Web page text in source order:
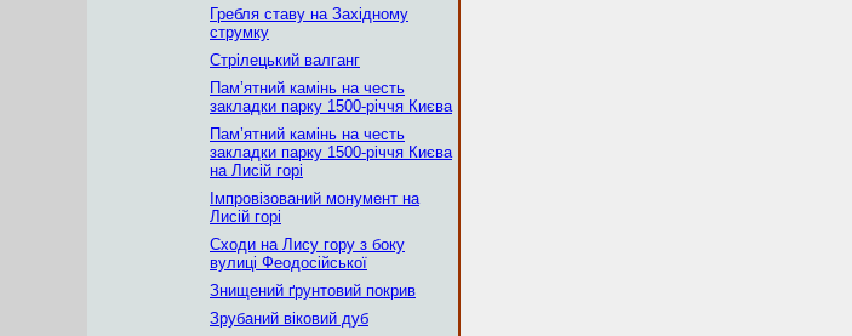
Гребля ставу на Західному
струмку
Стрілецький валганг
Пам’ятний камінь на честь
закладки парку 1500-річчя Києва
Пам’ятний камінь на честь
закладки парку 1500-річчя Києва
на Лисій горі
Імпровізований монумент на
Лисій горі
Сходи на Лису гору з боку
вулиці Феодосійської
Знищений ґрунтовий покрив
Зрубаний віковий дуб